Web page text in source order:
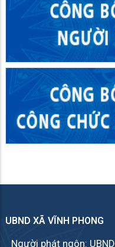
UBND XÃ VĨNH PHONG
Người phát ngôn: